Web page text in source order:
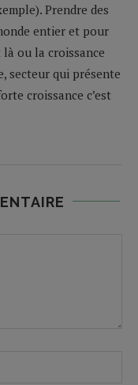
Prendre des
entier et pour
ou la croissance
secteur qui présente
croissance c’est